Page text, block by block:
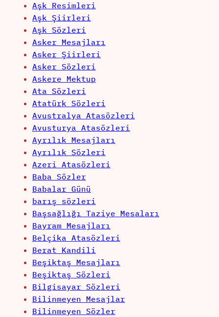
Aşk Resimleri
Aşk Şiirleri
Aşk Sözleri
Asker Mesajları
Asker Şiirleri
Asker Sözleri
Askere Mektup
Ata Sözleri
Atatürk Sözleri
Avustralya Atasözleri
Avusturya Atasözleri
Ayrılık Mesajları
Ayrılık Sözleri
Azeri Atasözleri
Baba Sözler
Babalar Günü
barış sözleri
Başsağlığı Taziye Mesaları
Bayram Mesajları
Belçika Atasözleri
Berat Kandili
Beşiktaş Mesajları
Beşiktaş Sözleri
Bilgisayar Sözleri
Bilinmeyen Mesajlar
Bilinmeyen Sözler